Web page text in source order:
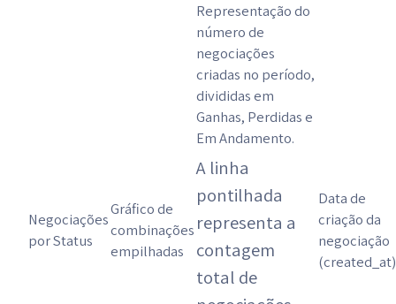
Negociações
por Status
Gráfico de
combinações
empilhadas
Representação do
número de
negociações
criadas no período,
divididas em
Ganhas, Perdidas e
Em Andamento.
A linha
pontilhada
representa a
contagem
total de
Data de
criação da
negociação
(created_at)